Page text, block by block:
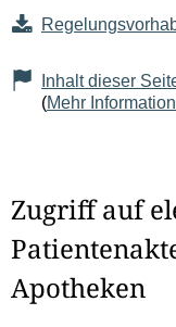
Inhalt dieser
(Mehr
Zugriff auf
Apotheken